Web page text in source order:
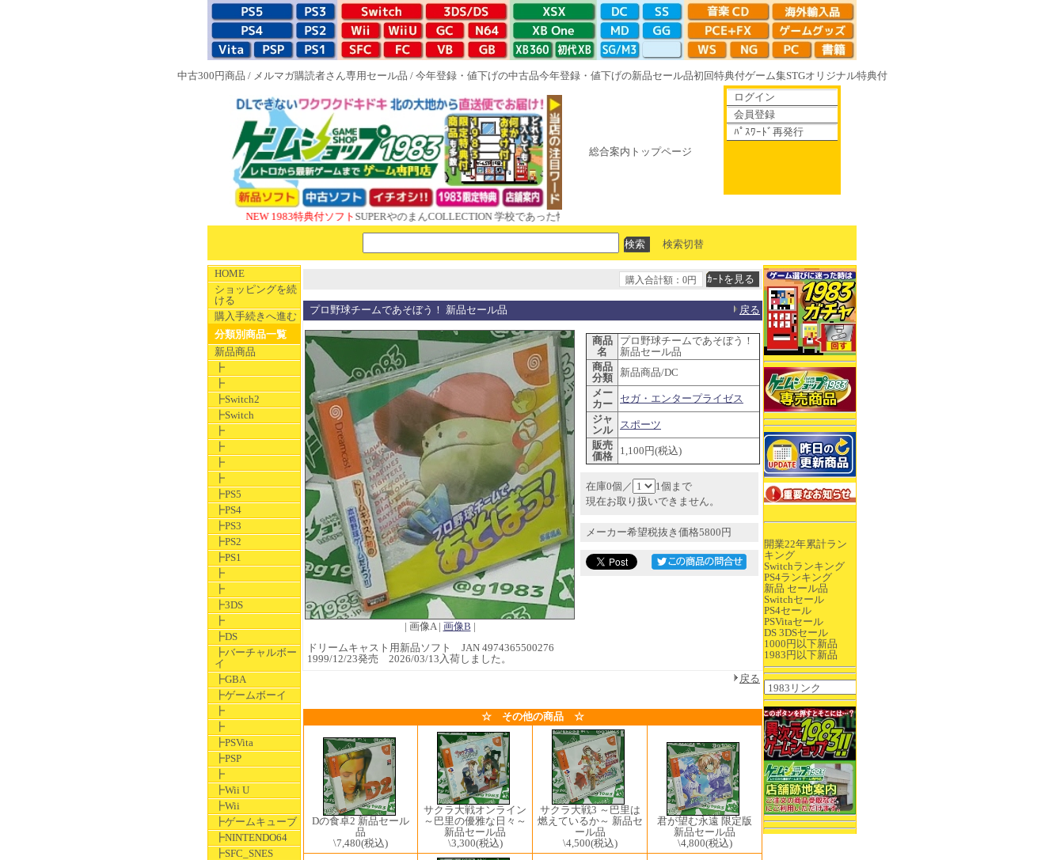
中古300円商品 / メルマガ購読者さん専用セール品 / 今年登録・値下げの中古品今年登録・値下げの新品セール品初回特典付ゲーム集STGオリジナル特典付
総合案内トップページ
NEW 1983特典付ソフトSUPERやのまんCOLLECTION 学校であった怖い話と晦󠄀つきこもり ルート16R やがて散りゆく鏡の花へ 70年代風ロボットアニメ ゲッP-X アレサCOLLECTION
ログイン
会員登録
ﾊﾟｽﾜｰﾄﾞ再発行
検索切替
HOME
ショッピングを続
ける
購入手続きへ進む
分類別商品一覧
新品商品
┣
┣
┣Switch2
┣Switch
┣
┣
┣
┣
┣PS5
┣PS4
┣PS3
┣PS2
┣PS1
┣
┣
┣3DS
┣
┣DS
┣バーチャルボー
イ
┣GBA
┣ゲームボーイ
┣
┣
┣PSVita
┣PSP
┣
┣Wii U
┣Wii
┣ゲームキューブ
┣NINTENDO64
┣SFC_SNES
開業22年累計ラン
キング
Switchランキング
PS4ランキング
新品 セール品
Switchセール
PS4セール
PSVitaセール
DS 3DSセール
1000円以下新品
1983円以下新品
購入合計額：0円
プロ野球チームであそぼう！ 新品セール品 戻る
| 画像A | 画像B |
商品
名
プロ野球チームであそぼう！
新品セール品
商品
分類
新品商品/DC
メー
カー
セガ・エンタープライゼス
ジャ
ンル
スポーツ
販売
価格
1,100円(税込)
在庫0個／
1個まで
現在お取り扱いできません。
メーカー希望税抜き価格5800円
ドリームキャスト用新品ソフト JAN 4974365500276
1999/12/23発売 2026/03/13入荷しました。
戻る
☆ その他の商品 ☆
Dの食卓2 新品セール
品
\7,480(税込)
サクラ大戦オンライン
～巴里の優雅な日々～
新品セール品
\3,300(税込)
サクラ大戦3 ～巴里は
燃えているか～ 新品セ
ール品
\4,500(税込)
君が望む永遠 限定版
新品セール品
\4,800(税込)